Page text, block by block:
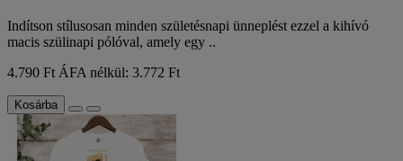
Indítson stílusosan minden születésnapi ünneplést ezzel a kihívó
macis szülinapi pólóval, amely egy ..
4.790 Ft ÁFA nélkül: 3.772 Ft
Kosárba